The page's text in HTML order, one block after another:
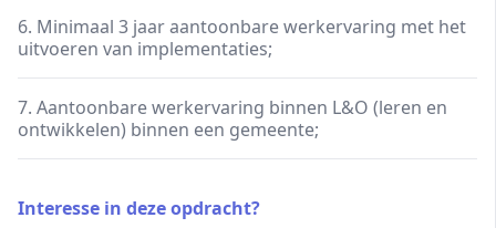
6. Minimaal 3 jaar aantoonbare werkervaring met het
uitvoeren van implementaties;
7. Aantoonbare werkervaring binnen L&O (leren en
ontwikkelen) binnen een gemeente;
Interesse in deze opdracht?